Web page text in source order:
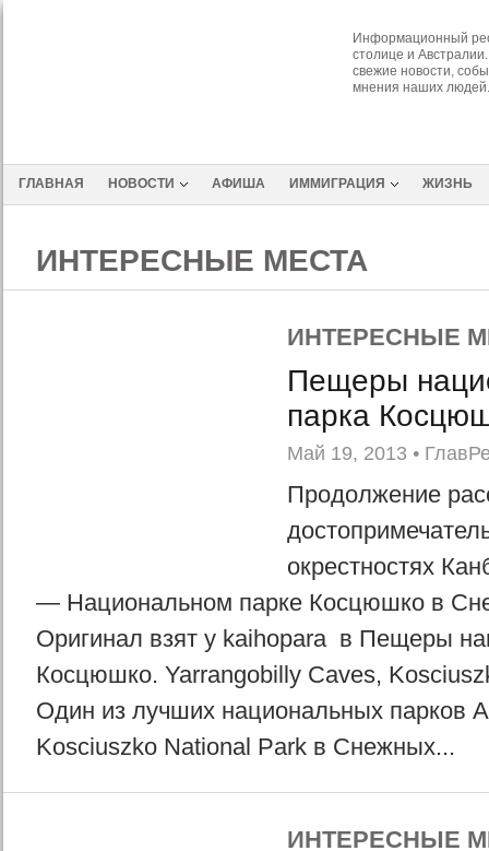
Информационный
столице и
свежие новости,
мнения наших людей.
ГЛАВНАЯ НОВОСТИ АФИША ИММИГРАЦИЯ ЖИЗНЬ
ИНТЕРЕСНЫЕ МЕСТА
ИНТЕРЕСНЫЕ
Пещеры
парка
Май 19, 2013 •
Продолжение
окрестностях
— Национальном парке Косцюшко в
Оригинал взят у kaihopara в Пещеры
Косцюшко. Yarrangobilly Caves,
Один из лучших национальных парков
Kosciuszko National Park в Снежных...
ИНТЕРЕСНЫЕ